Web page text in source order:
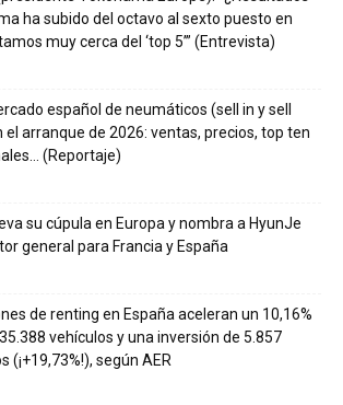
ha subido del octavo al sexto puesto en
muy cerca del ‘top 5’” (Entrevista)
español de neumáticos (sell in y sell
el arranque de 2026: ventas, precios, top ten
(Reportaje)
su cúpula en Europa y nombra a HyunJe
general para Francia y España
de renting en España aceleran un 10,16%
vehículos y una inversión de 5.857
(¡+19,73%!), según AER